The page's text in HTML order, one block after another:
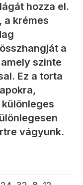
hozza el.
a krémes
a
szinte
Ez a torta
vágyunk.